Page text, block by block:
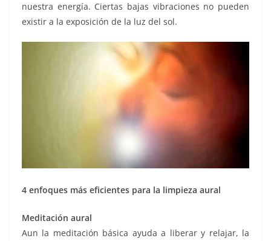
nuestra energía. Ciertas bajas vibraciones no pueden
existir a la exposición de la luz del sol.
4 enfoques más eficientes para la limpieza aural
Meditación aural
Aun la meditación básica ayuda a liberar y relajar, la